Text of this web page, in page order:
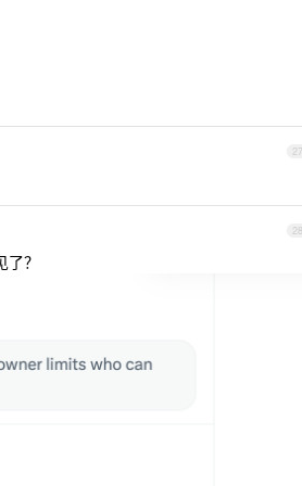
27
28
？